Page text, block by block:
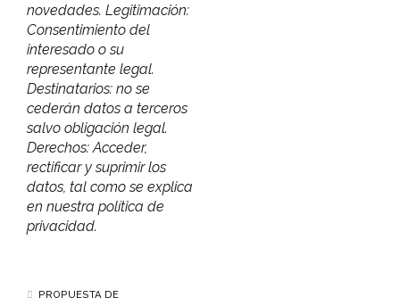
novedades. Legitimación:
Consentimiento del
interesado o su
representante legal.
Destinatarios: no se
cederán datos a terceros
salvo obligación legal.
Derechos: Acceder,
rectificar y suprimir los
datos, tal como se explica
en nuestra política de
privacidad.
PROPUESTA DE